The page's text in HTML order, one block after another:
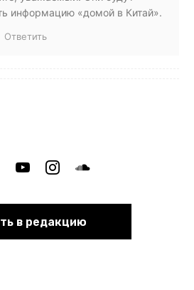
информацию «домой в Китай».
Ответить
youtubeinstagramsoundcloud
в редакцию